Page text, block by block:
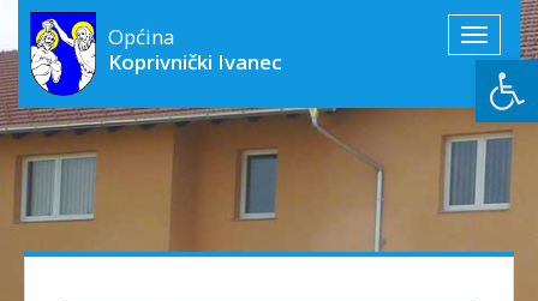
Toggle
Općina
Koprivnički Ivanec